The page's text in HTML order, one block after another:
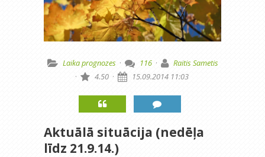
Laika prognozes · 116 ·
Raitis Sametis
·
4.50 · 15.09.2014 11:03
Aktuālā situācija (nedēļa
līdz 21.9.14.)